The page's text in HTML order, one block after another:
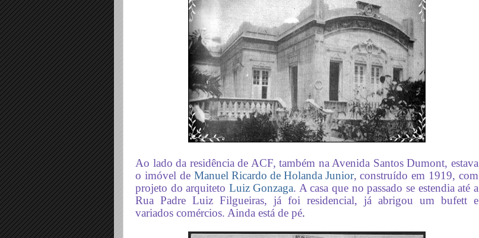
Ao lado da residência de ACF, também na Avenida Santos Dumont, estava
o imóvel de Manuel Ricardo de Holanda Junior, construído em 1919, com
projeto do arquiteto Luiz Gonzaga. A casa que no passado se estendia até a
Rua Padre Luiz Filgueiras, já foi residencial, já abrigou um bufett e
variados comércios. Ainda está de pé.